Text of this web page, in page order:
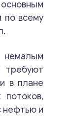
по всему
требуют
в плане
потоков,
нефтью и